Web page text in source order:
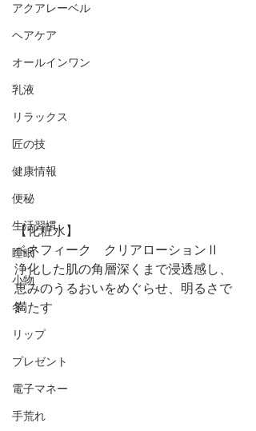
アクアレーベル
ヘアケア
オールインワン
乳液
リラックス
匠の技
健康情報
便秘
生活習慣
睡眠
小物
冬
リップ
プレゼント
電子マネー
手荒れ
【化粧水】
ベネフィーク　クリアローションⅡ
浄化した肌の角層深くまで浸透感し、
恵みのうるおいをめぐらせ、明るさで
満たす